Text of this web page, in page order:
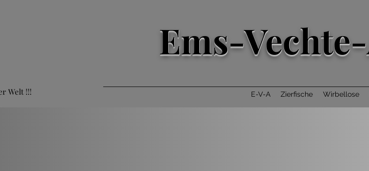
Welt !!!
Ems-
E-V-A Zierfische Wirbellose